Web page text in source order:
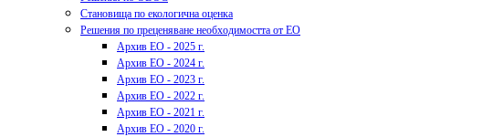
Становища по екологична оценка
Решения по преценяване необходимостта от ЕО
Архив ЕО - 2025 г.
Архив ЕО - 2024 г.
Архив ЕО - 2023 г.
Архив ЕО - 2022 г.
Архив ЕО - 2021 г.
Архив ЕО - 2020 г.